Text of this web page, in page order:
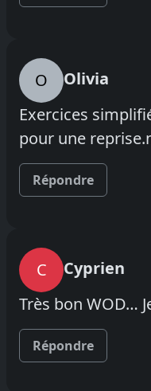
O
Olivia
Exercices
pour une
Répondre
C
Cyprien
Très bon WOD…
Répondre